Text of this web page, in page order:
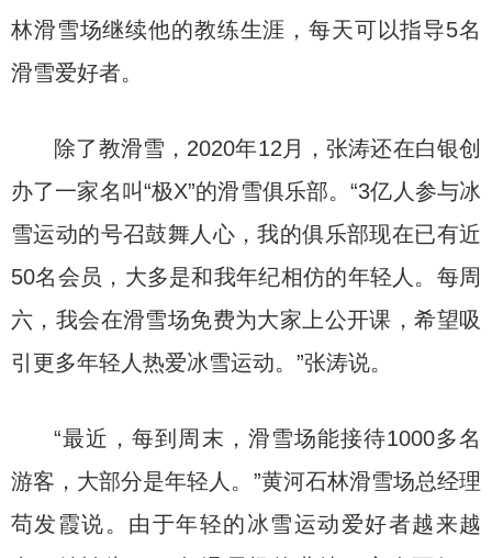
林滑雪场继续他的教练生涯，每天可以指导5名
滑雪爱好者。
除了教滑雪，2020年12月，张涛还在白银创
办了一家名叫“极X”的滑雪俱乐部。“3亿人参与冰
雪运动的号召鼓舞人心，我的俱乐部现在已有近
50名会员，大多是和我年纪相仿的年轻人。每周
六，我会在滑雪场免费为大家上公开课，希望吸
引更多年轻人热爱冰雪运动。”张涛说。
“最近，每到周末，滑雪场能接待1000多名
游客，大部分是年轻人。”黄河石林滑雪场总经理
苟发霞说。由于年轻的冰雪运动爱好者越来越